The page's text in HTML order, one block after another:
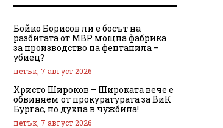
Бойко Борисов ли е босът на
разбитата от МВР мощна фабрика
за производство на фентанила –
убиец?
петък, 7 август 2026
Христо Широков – Широката вече е
обвиняем от прокуратурата за ВиК
Бургас, но духна в чужбина!
петък, 7 август 2026